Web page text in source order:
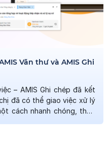
Văn thư và AMIS Ghi
– AMIS Ghi chép đã kết
đã có thể giao việc xử lý
cách nhanh chóng, theo